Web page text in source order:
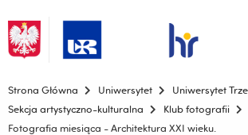
Menu - górna belka
Strona Główna Uniwersytet
Uniwersytet
Sekcja artystyczno-kulturalna
Klub fotografii
Fotografia miesiąca - Architektura XXI wieku.